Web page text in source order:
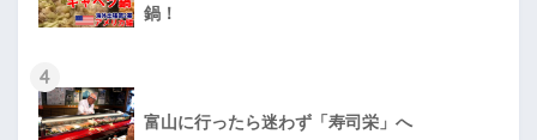
鍋！
4
富山に行ったら迷わず「寿司栄」へ